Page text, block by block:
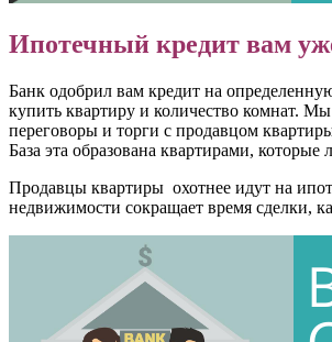
Ипотечный кредит вам
Банк одобрил вам кредит на
купить квартиру и количество комнат.
переговоры и торги с продавцом
База эта образована квартирами,
Продавцы квартиры охотнее идут на
недвижимости сокращает время сделки,